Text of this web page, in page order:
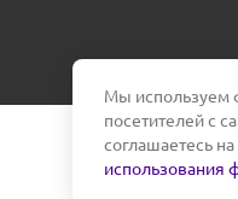
Мы используем
посетителей с
соглашаетесь
использования